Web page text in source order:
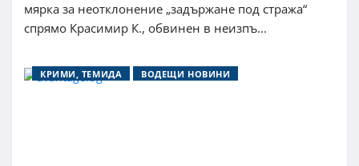
мярка за неотклонение „задържане под стража“
спрямо Красимир К., обвинен в неизпъ...
КРИМИ, ТЕМИДА ВОДЕЩИ НОВИНИ